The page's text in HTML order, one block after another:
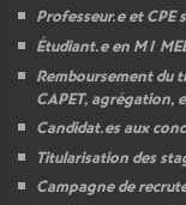
Professeur.e etCPE
Étudiant.e en M1
Remboursement du
CAPET, agrégation,
Candidat.es aux
Titularisation des
Campagne de